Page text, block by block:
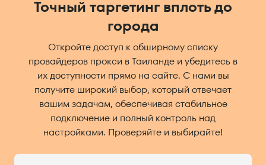
Точный таргетинг вплоть до
города
Откройте доступ к обширному списку
провайдеров прокси в Таиланде и убедитесь в
их доступности прямо на сайте. С нами вы
получите широкий выбор, который отвечает
вашим задачам, обеспечивая стабильное
подключение и полный контроль над
настройками. Проверяйте и выбирайте!